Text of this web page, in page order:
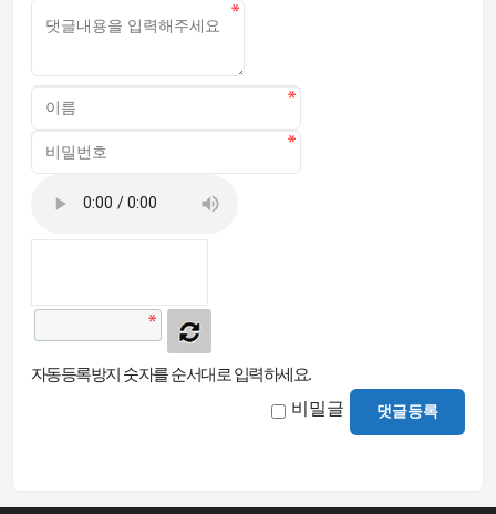
자동등록방지 숫자를 순서대로 입력하세요.
비밀글 댓글등록